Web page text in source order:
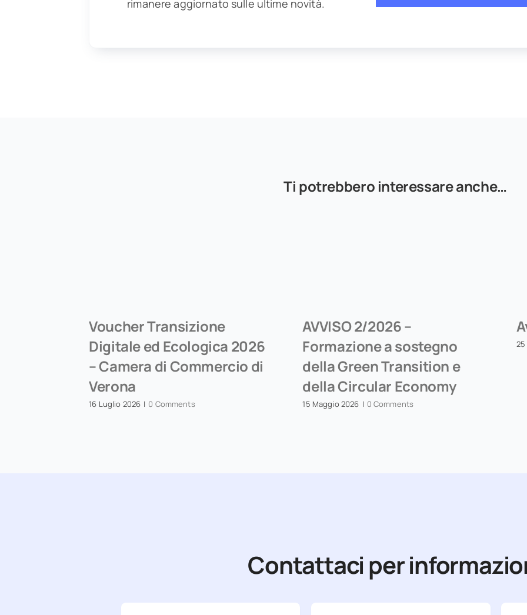
rimanere aggiornato sulle ultime novità.
Ti potrebbero interessare anche…
Voucher Transizione
Digitale ed Ecologica 2026
– Camera di Commercio di
Verona
16 Luglio 2026 | 0 Comments
AVVISO 2/2026 –
Formazione a sostegno
della Green Transition e
della Circular Economy
15 Maggio 2026 | 0 Comments
25
Contattaci per